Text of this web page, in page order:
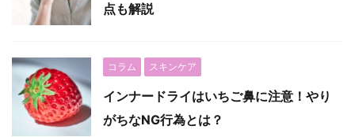
点も解説
コラム スキンケア
インナードライはいちご鼻に注意！やり
がちなNG行為とは？